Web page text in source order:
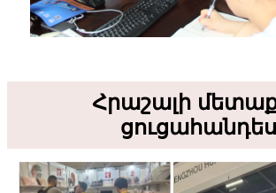
Հրաշալի
ցուցահանդես